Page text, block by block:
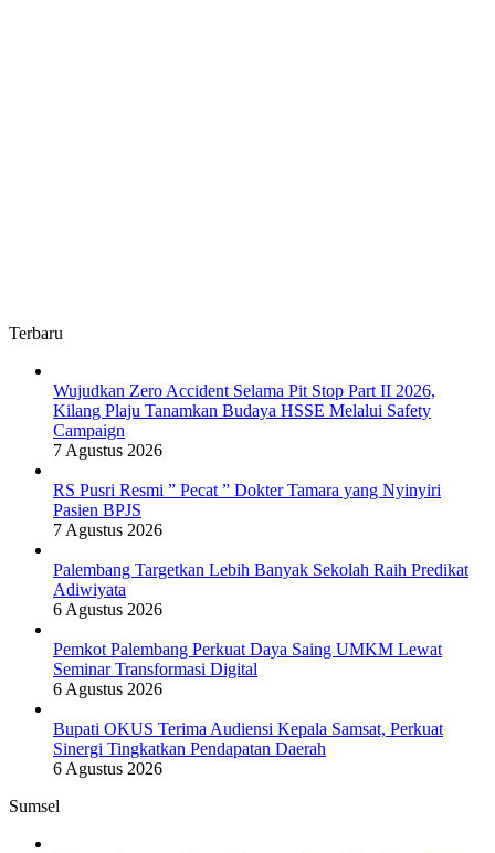
Terbaru
Wujudkan Zero Accident Selama Pit Stop Part II 2026,
Kilang Plaju Tanamkan Budaya HSSE Melalui Safety
Campaign
7 Agustus 2026
RS Pusri Resmi ” Pecat ” Dokter Tamara yang Nyinyiri
Pasien BPJS
7 Agustus 2026
Palembang Targetkan Lebih Banyak Sekolah Raih Predikat
Adiwiyata
6 Agustus 2026
Pemkot Palembang Perkuat Daya Saing UMKM Lewat
Seminar Transformasi Digital
6 Agustus 2026
Bupati OKUS Terima Audiensi Kepala Samsat, Perkuat
Sinergi Tingkatkan Pendapatan Daerah
6 Agustus 2026
Sumsel